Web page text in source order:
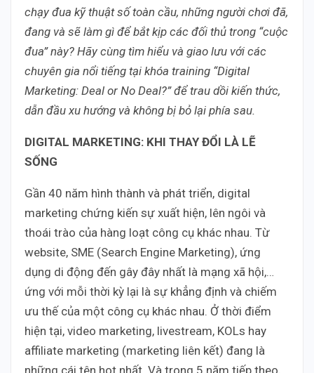
chạy đua kỹ thuật số toàn cầu, những người chơi đã,
đang và sẽ làm gì để bắt kịp các đối thủ trong “cuộc
đua” này? Hãy cùng tìm hiểu và giao lưu với các
chuyên gia nổi tiếng tại khóa training “Digital
Marketing: Deal or No Deal?” để trau dồi kiến thức,
dẫn đầu xu hướng và không bị bỏ lại phía sau.
DIGITAL MARKETING: KHI THAY ĐỔI LÀ LẼ
SỐNG
Gần 40 năm hình thành và phát triển, digital
marketing chứng kiến sự xuất hiện, lên ngôi và
thoái trào của hàng loạt công cụ khác nhau. Từ
website, SME (Search Engine Marketing), ứng
dụng di động đến gây đây nhất là mạng xã hội,…
ứng với mỗi thời kỳ lại là sự khẳng định và chiếm
ưu thế của một công cụ khác nhau. Ở thời điểm
hiện tại, video marketing, livestream, KOLs hay
affiliate marketing (marketing liên kết) đang là
những cái tên hot nhất. Và trong 5 năm tiếp theo,